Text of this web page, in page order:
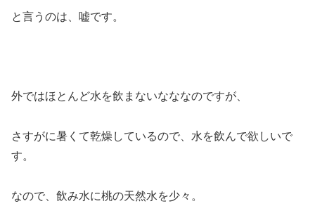
と言うのは、嘘です。
外ではほとんど水を飲まないなななのですが、
さすがに暑くて乾燥しているので、水を飲んで欲しいで
す。
なので、飲み水に桃の天然水を少々。